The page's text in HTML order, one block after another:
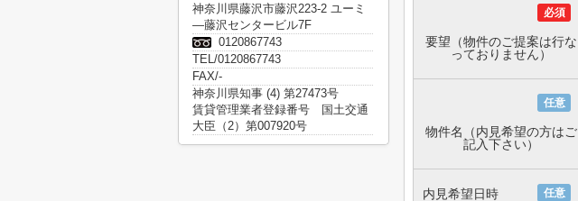
必須
要望（物件のご提案は行な
っておりません）
任意
物件名（内見希望の方はご
記入下さい）
任意
内見希望日時
神奈川県藤沢市藤沢223-2 ユーミ
―藤沢センタービル7F
0120867743
TEL/0120867743
FAX/-
神奈川県知事 (4) 第27473号
賃貸管理業者登録番号 国土交通
大臣（2）第007920号